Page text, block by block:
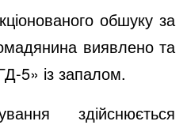
обшуку за
виявлено та
5» із запалом.
здійснюється